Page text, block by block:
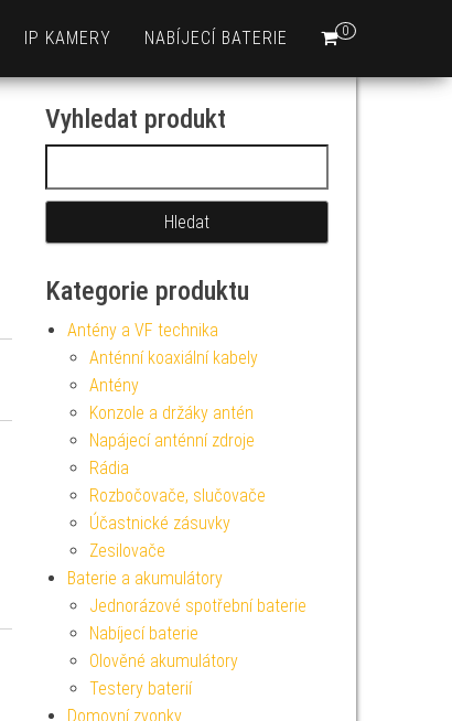
0
IP KAMERY NABÍJECÍ BATERIE
Vyhledat produkt
Kategorie produktu
Antény a VF technika
Anténní koaxiální kabely
Antény
Konzole a držáky antén
Napájecí anténní zdroje
Rádia
Rozbočovače, slučovače
Účastnické zásuvky
Zesilovače
Baterie a akumulátory
Jednorázové spotřební baterie
Nabíjecí baterie
Olověné akumulátory
Testery baterií
Domovní zvonky